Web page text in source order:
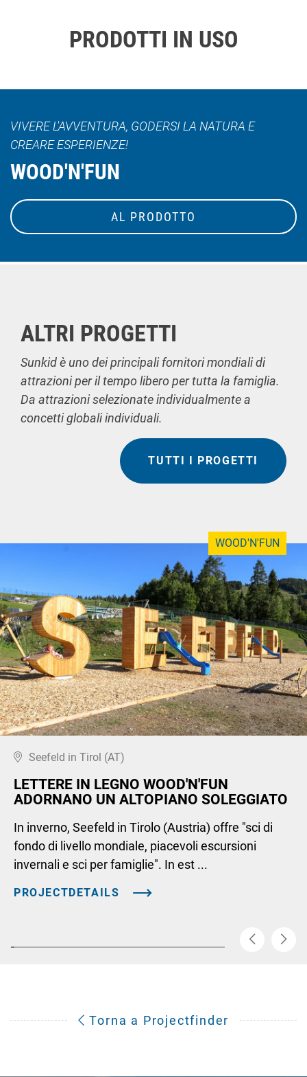
PRODOTTI IN USO
VIVERE L'AVVENTURA, GODERSI LA NATURA E
CREARE ESPERIENZE!
WOOD'N'FUN
AL PRODOTTO
ALTRI PROGETTI
Sunkid è uno dei principali fornitori mondiali di
attrazioni per il tempo libero per tutta la famiglia.
Da attrazioni selezionate individualmente a
concetti globali individuali.
TUTTI I PROGETTI
WOOD'N'FUN
Seefeld in Tirol (AT)
LETTERE IN LEGNO WOOD'N'FUN
ADORNANO UN ALTOPIANO SOLEGGIATO
In inverno, Seefeld in Tirolo (Austria) offre "sci di
fondo di livello mondiale, piacevoli escursioni
invernali e sci per famiglie". In est ...
PROJECTDETAILS
Torna a Projectfinder